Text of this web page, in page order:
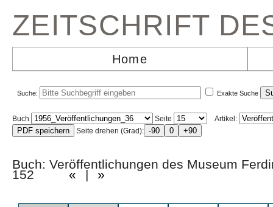
ZEITSCHRIFT
Home
Suche: Exakte Suche
Buch Seite
Artikel:
Seite drehen (Grad):
Buch: Veröffentlichungen des Museum
152 « | »